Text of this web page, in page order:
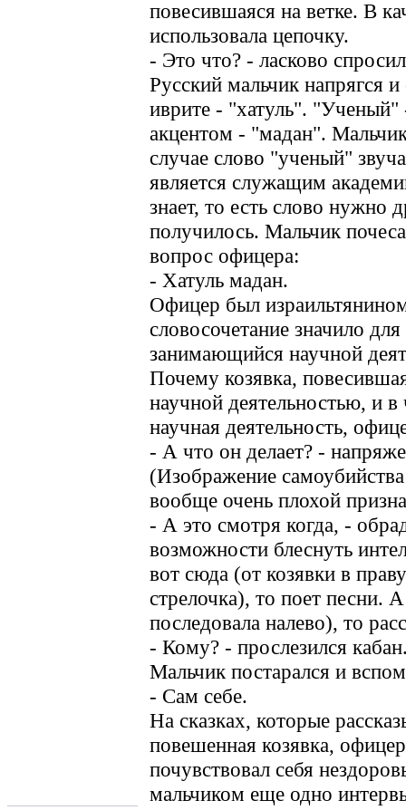
повесившаяся на ветке. В
использовала цепочку.
- Это что? - ласково
Русский мальчик напрягся
иврите - "хатуль". "Ученый"
акцентом - "мадан".
случае слово "ученый"
является служащим
знает, то есть слово нужно
получилось. Мальчик
вопрос офицера:
- Хатуль мадан.
Офицер был
словосочетание значило
занимающийся научной
Почему козявка,
научной деятельностью, и в
научная деятельность,
- А что он делает? -
(Изображение
вообще очень плохой
- А это смотря когда, -
возможности блеснуть
вот сюда (от козявки в
стрелочка), то поет песни.
последовала налево), то
- Кому? - прослезился
Мальчик постарался и
- Сам себе.
На сказках, которые
повешенная козявка,
почувствовал себя
мальчиком еще одно